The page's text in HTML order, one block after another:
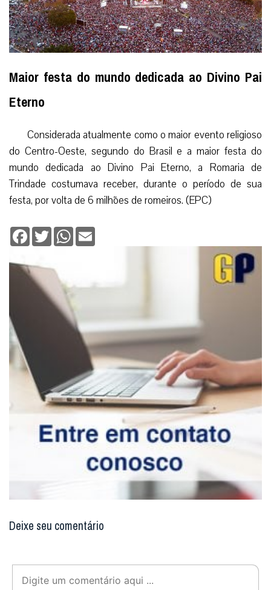
Maior festa do mundo dedicada ao Divino Pai
Eterno
Considerada atualmente como o maior evento religioso
do Centro-Oeste, segundo do Brasil e a maior festa do
mundo dedicada ao Divino Pai Eterno, a Romaria de
Trindade costumava receber, durante o período de sua
festa, por volta de 6 milhões de romeiros. (EPC)
Facebook
TwitterWhatsApp
Deixe seu comentário